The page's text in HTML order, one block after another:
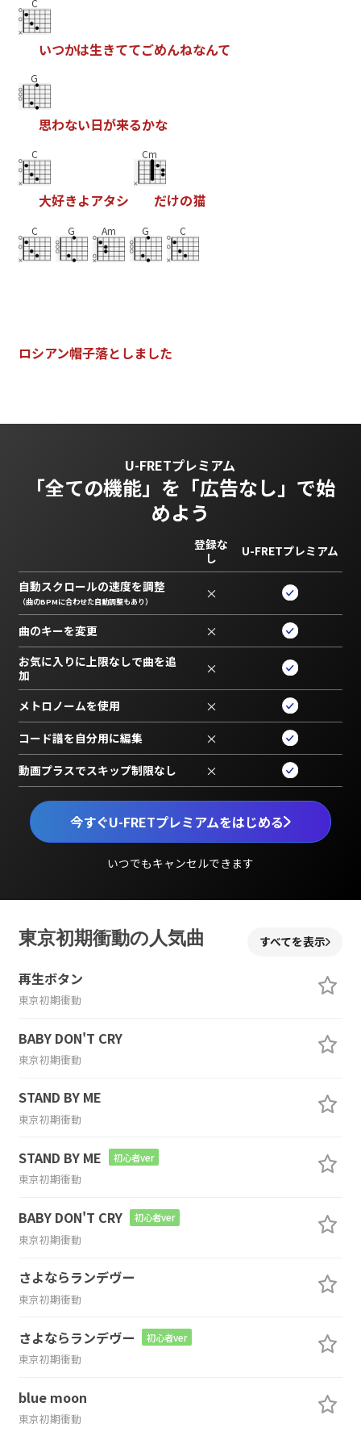
いつかは生きててごめんねなんて
G
思わない日が来るかな
C
大好きよアタシ
Cm
だけの猫
C G Am G C
ロシアン帽子落と しました
U-FRETプレミアム
「全ての機能」を 「広告なし」で始
めよう
今すぐU-FRETプレミアムをはじめる
いつでもキャンセルできます
登録な
し
U-FRETプレミアム
自動スクロールの速度を調整
（曲のBPMに合わせた自動調整もあり） ×
曲のキーを変更 ×
お気に入りに上限なしで曲を追
加
×
メトロノームを使用 ×
コード譜を自分用に編集 ×
動画プラスでスキップ制限なし ×
東京初期衝動の人気曲 すべてを表示
再生ボタン
東京初期衝動
BABY DON'T CRY
東京初期衝動
STAND BY ME
東京初期衝動
STAND BY ME 初心者ver
東京初期衝動
BABY DON'T CRY 初心者ver
東京初期衝動
さよならランデヴー
東京初期衝動
さよならランデヴー 初心者ver
東京初期衝動
blue moon
東京初期衝動